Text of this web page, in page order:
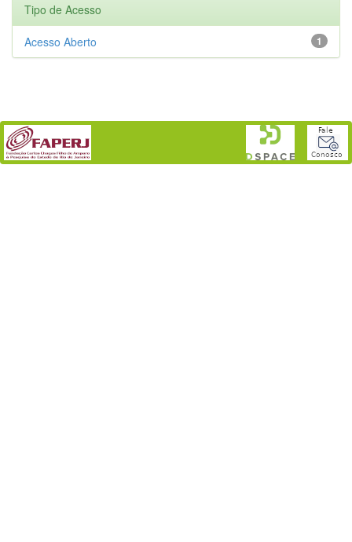
Tipo de Acesso
1
Acesso Aberto